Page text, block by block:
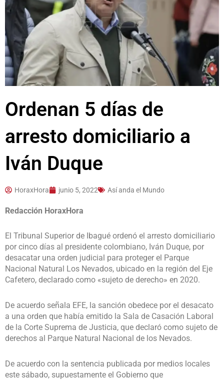
Ordenan 5 días de
arresto domiciliario a
Iván Duque
HoraxHora junio 5, 2022 Así anda el Mundo
Redacción HoraxHora
El Tribunal Superior de Ibagué ordenó el arresto domiciliario
por cinco días al presidente colombiano, Iván Duque, por
desacatar una orden judicial para proteger el Parque
Nacional Natural Los Nevados, ubicado en la región del Eje
Cafetero, declarado como «sujeto de derecho» en 2020.
De acuerdo señala EFE, la sanción obedece por el desacato
a una orden que había emitido la Sala de Casación Laboral
de la Corte Suprema de Justicia, que declaró como sujeto de
derechos al Parque Natural Nacional de los Nevados.
De acuerdo con la sentencia publicada por medios locales
este sábado, supuestamente el Gobierno que